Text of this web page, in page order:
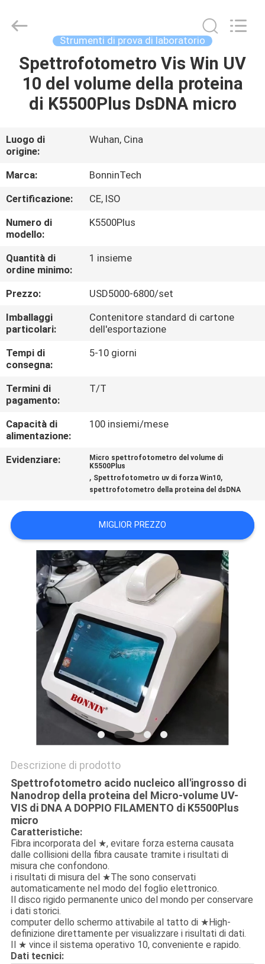
CASA
PRODOTTI
VIDEO
CIRCA
NOI
GIRO
DELLA
FABBRICA
CONTROLLO
DI
QUALITÀ
CONTATTICI
RICHIEDA
CITAZIONE
MAPPA
DEL
SITO
PRIVACY
POLICY
Technology
Ltd..
Developed
Strumenti di prova di laboratorio
Spettrofotometro Vis Win UV
10 del volume della proteina
di K5500Plus DsDNA micro
Luogo di
origine:
Wuhan, Cina
Marca:
BonninTech
Certificazione:
CE, ISO
Numero di
modello:
K5500Plus
Quantità di
ordine minimo:
1 insieme
Prezzo:
USD5000-6800/set
Imballaggi
particolari:
Contenitore standard di cartone
dell'esportazione
Tempi di
consegna:
5-10 giorni
Termini di
pagamento:
T/T
Capacità di
alimentazione:
100 insiemi/mese
Evidenziare:
Micro spettrofotometro del volume di
K5500Plus
, Spettrofotometro uv di forza Win10,
spettrofotometro della proteina del dsDNA
MIGLIOR PREZZO
Descrizione di prodotto
Spettrofotometro acido nucleico all'ingrosso di
Nanodrop della proteina del Micro-volume UV-
VIS di DNA A DOPPIO FILAMENTO di K5500Plus
micro
Caratteristiche:
Fibra incorporata del ★, evitare forza esterna causata
dalle collisioni della fibra causate tramite i risultati di
misura che confondono.
i risultati di misura del ★The sono conservati
automaticamente nel modo del foglio elettronico.
Il disco rigido permanente unico del mondo per conservare
i dati storici.
computer dello schermo attivabile al tatto di ★High-
definizione direttamente per visualizzare i risultati di dati.
Il ★ vince il sistema operativo 10, conveniente e rapido.
Dati tecnici: